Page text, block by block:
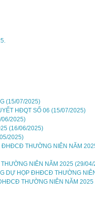
(15/07/2025)
HĐQT SỐ 06 (15/07/2025)
06/2025)
(16/06/2025)
2025)
ĐHĐCĐ THƯỜNG NIÊN NĂM
NIÊN NĂM 2025 (29/
DỰ HỌP ĐHĐCĐ THƯỜNG
THƯỜNG NIÊN NĂM